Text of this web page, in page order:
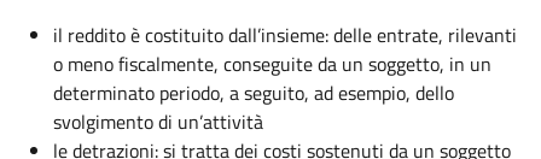
il reddito è costituito dall’insieme: delle entrate, rilevanti
o meno fiscalmente, conseguite da un soggetto, in un
determinato periodo, a seguito, ad esempio, dello
svolgimento di un’attività
le detrazioni: si tratta dei costi sostenuti da un soggetto